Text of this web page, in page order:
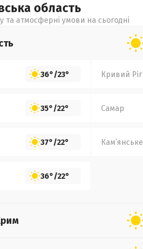
область
та атмосферні умови на сьогодні
36°/23° Кривий Ріг
35°/22° Самар
37°/22° Кам’янське
36°/22°